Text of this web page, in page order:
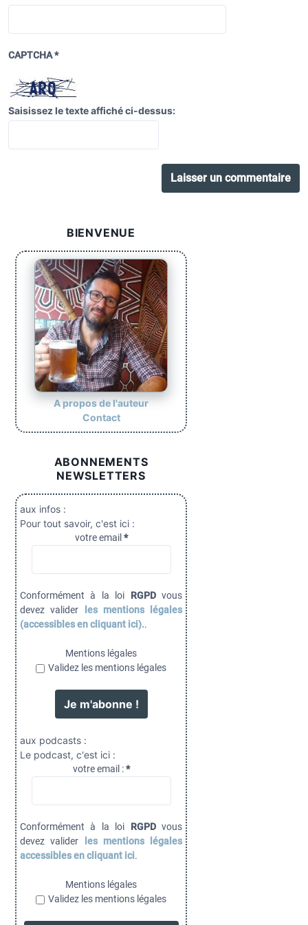
CAPTCHA*
Saisissez le texte affiché ci-dessus:
BIENVENUE
A propos de l'auteur
Contact
ABONNEMENTS
NEWSLETTERS
aux infos :
Pour tout savoir, c'est ici :
votre email *
Conformément à la loi RGPDvous
devez valider
les mentions légales
(accessibles en cliquant ici)..
Mentions légales
Validez les mentions légales
aux podcasts :
Le podcast, c'est ici :
votre email :*
Conformément à la loi RGPDvous
devez valider
les mentions légales
accessibles en cliquant ici.
Mentions légales
Validez les mentions légales